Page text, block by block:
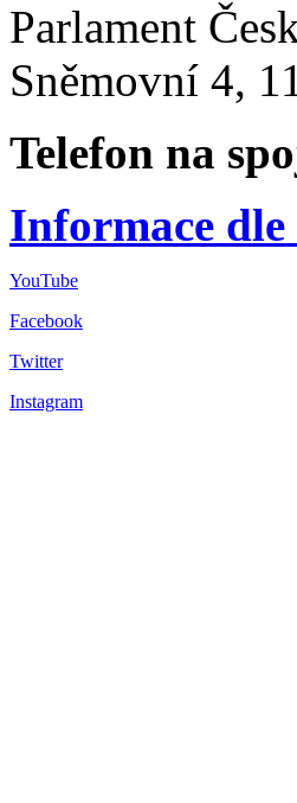
Parlament
Sněmovní 4,
Telefon na
Informace dle
YouTube
Facebook
Twitter
Instagram